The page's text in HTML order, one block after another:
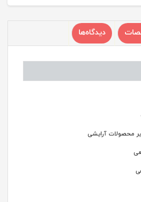
دیدگاه‌ها
محصولات آرایشی